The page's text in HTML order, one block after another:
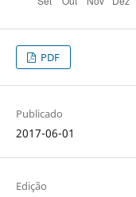
PDF
Publicado
2017-06-01
Edição